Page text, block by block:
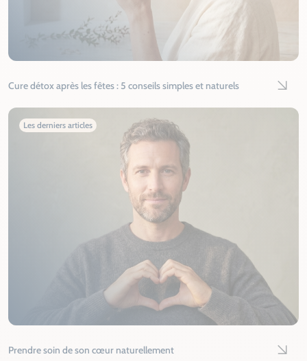
Cure détox après les fêtes : 5 conseils simples et naturels Lire
Les derniers articles
Prendre soin de son cœur naturellement Lire